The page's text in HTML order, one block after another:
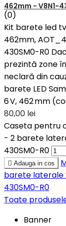
462mm - V8N1-
(0)
Kit barete led
462mm,
430SM0-R0
prezintă zone
neclară din
barete LED
6 V, 462 mm
80,00 lei
Caseta pentru
- 2 barete
430SM0-R0
 Adauga in cos
barete laterale
430SM0-R0
Toate
Banner